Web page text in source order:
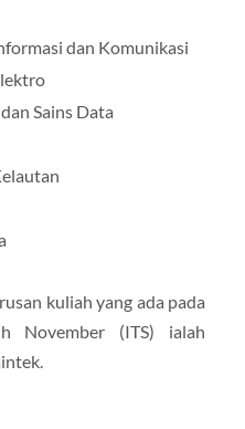
dan Komunikasi
Sains Data
kuliah yang ada pada
November (ITS) ialah